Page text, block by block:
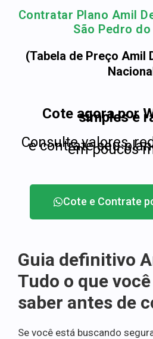
Contratar Plano Amil
São Pedro do
(Tabela de Preço Amil
Cote agora por
simples e
Consulte valores,
e contrate seu
em poucos
Cote e Contrate
Guia definitivo
Tudo o que
saber antes de
Se você está buscando